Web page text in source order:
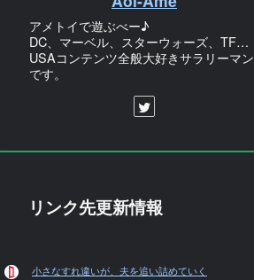
アメトイで遊ぶべー♪
DC、マーベル、スターウォーズ、TF…
USAコンテンツ全般大好きサラリーマン
です。
リンク先更新情報
小さなすれ違いが、夫を追い詰めていく